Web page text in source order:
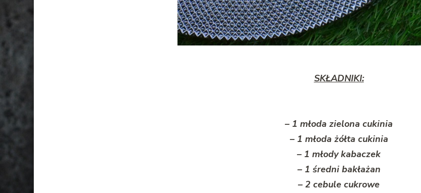
SKŁADNIKI:
– 1 młoda zielona cukinia
– 1 młoda żółta cukinia
– 1 młody kabaczek
– 1 średni bakłażan
– 2 cebule cukrowe